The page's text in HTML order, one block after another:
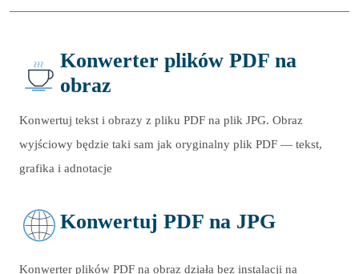
Konwerter plików PDF na
obraz
Konwertuj tekst i obrazy z pliku PDF na plik JPG. Obraz
wyjściowy będzie taki sam jak oryginalny plik PDF — tekst,
grafika i adnotacje
Konwertuj PDF na JPG
Konwerter plików PDF na obraz działa bez instalacji na